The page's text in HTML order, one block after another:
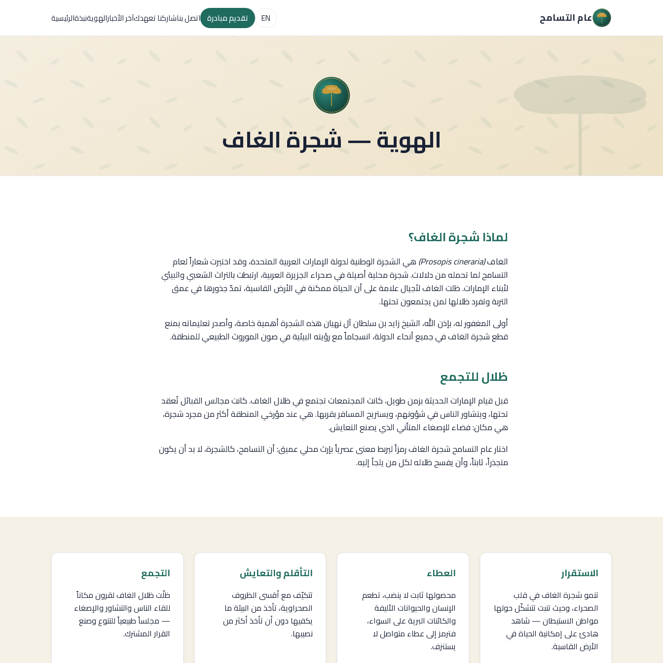
عام التسامح الرئيسيةنبذةالهويةآخر الأخبارشاركنا تعهدكاتصل بنا تقديم مبادرة EN
الهوية — شجرة الغاف
لماذا شجرة الغاف؟
الغاف(Prosopis cineraria)
هي الشجرة الوطنية لدولة الإمارات العربية المتحدة، وقد اختيرت شعاراً لعام
التسامح لما تحمله من دلالات. شجرة محلية أصيلة في صحراء الجزيرة العربية، ارتبطت بالتراث الشعبي والبيئي
لأبناء الإمارات. ظلت الغاف لأجيال علامة على أن الحياة ممكنة في الأرض القاسية، تمدّ جذورها في عمق
التربة وتفرد ظلالها لمن يجتمعون تحتها.
أولى المغفور له، بإذن الله، الشيخ زايد بن سلطان آل نهيان هذه الشجرة أهمية خاصة، وأصدر تعليماته بمنع
قطع شجرة الغاف في جميع أنحاء الدولة، انسجاماً مع رؤيته البيئية في صون الموروث الطبيعي للمنطقة.
ظلال للتجمع
قبل قيام الإمارات الحديثة بزمن طويل، كانت المجتمعات تجتمع في ظلال الغاف. كانت مجالس القبائل تُعقد
تحتها، ويتشاور الناس في شؤونهم، ويستريح المسافر بقربها. هي عند مؤرخي المنطقة أكثر من مجرد شجرة،
هي مكان: فضاء للإصغاء المتأني الذي يصنع التعايش.
اختار عام التسامح شجرة الغاف رمزاً ليربط معنى عصرياً بإرث محلي عميق: أن التسامح، كالشجرة، لا بد أن يكون
متجذراً، ثابتاً، وأن يفسح ظلاله لكل من يلجأ إليه.
الاستقرار
تنمو شجرة الغاف في قلب
الصحراء، وحيث تنبت تتشكّل حولها
مواطن الاستيطان — شاهد
هادئ على إمكانية الحياة في
الأرض القاسية.
العطاء
محصولها ثابت لا ينضب، تطعم
الإنسان والحيوانات الأليفة
والكائنات البرية على السواء،
فترمز إلى عطاء متواصل لا
يستنزف.
التأقلم والتعايش
تتكيّف مع أقسى الظروف
الصحراوية، تأخذ من البيئة ما
يكفيها دون أن تأخذ أكثر من
نصيبها.
التجمع
ظلّت ظلال الغاف لقرون مكاناً
للقاء الناس والتشاور والإصغاء
— مجلساً طبيعياً للتنوع وصنع
القرار المشترك.